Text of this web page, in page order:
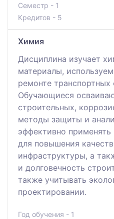
Семестр - 1
Кредитов - 5
Химия
Дисциплина изучает
материалы,
ремонте транспортных
Обучающиеся
строительных,
методы защиты и
эффективно применять
для повышения
инфраструктуры, а
и долговечность
также учитывать
проектировании.
Год обучения - 1